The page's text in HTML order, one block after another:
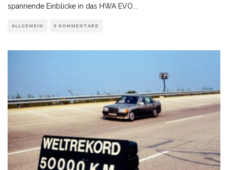
spannende Einblicke in das HWA EVO...
ALLGEMEIN 5 KOMMENTARE